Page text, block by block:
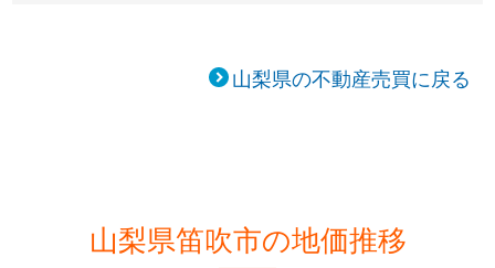
山梨県の不動産売買に戻る
山梨県笛吹市の地価推移